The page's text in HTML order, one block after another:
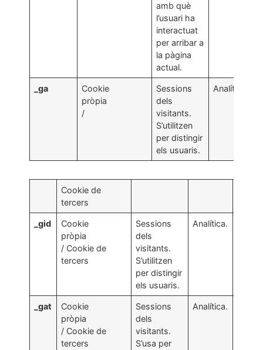
amb què
l’usuari ha
interactuat
per arribar a
la pàgina
actual.
_ga
Cookie
pròpia
/
Sessions
dels
visitants.
S’utilitzen
per distingir
els usuaris.
Analítica.
Cookie de
tercers
_gid
Cookie
pròpia
/ Cookie de
tercers
Sessions
dels
visitants.
S’utilitzen
per distingir
els usuaris.
Analítica.
_gat
Cookie
pròpia
/ Cookie de
tercers
Sessions
dels
visitants.
S’usa per
Analítica.